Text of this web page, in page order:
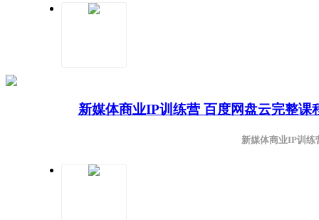
新媒体商业IP训练营 百度网盘云完整课
新媒体商业IP训练